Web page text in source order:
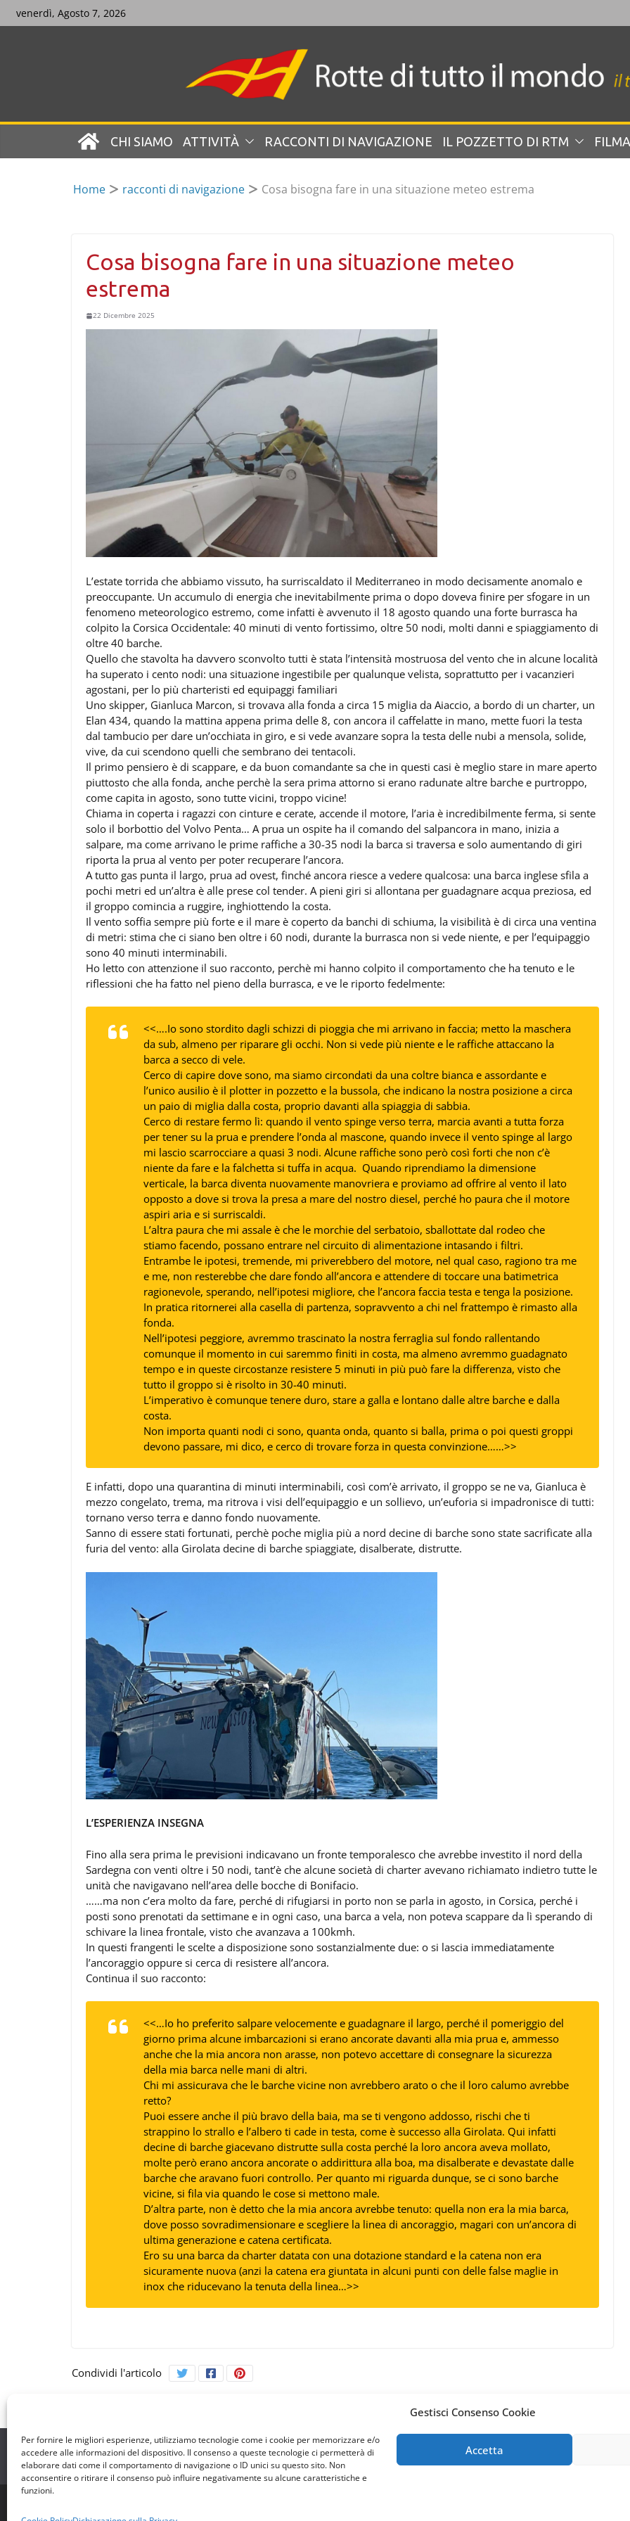
Gestisci Consenso Cookie
Per fornire le migliori esperienze, utilizziamo tecnologie come i cookie per memorizzare e/o
accedere alle informazioni del dispositivo. Il consenso a queste tecnologie ci permetterà di
elaborare dati come il comportamento di navigazione o ID unici su questo sito. Non
acconsentire o ritirare il consenso può influire negativamente su alcune caratteristiche e
funzioni.
Accetta
to
venerdì, Agosto 7, 2026
CHI SIAMO ATTIVITÀ RACCONTI DI NAVIGAZIONE IL POZZETTO DI RTM
Home racconti di navigazione Cosa bisogna fare in una situazione meteo estrema
Cosa bisogna fare in una situazione meteo
estrema
22 Dicembre 2025
L’estate torrida che abbiamo vissuto, ha surriscaldato il Mediterraneo in modo decisamente anomalo e
preoccupante. Un accumulo di energia che inevitabilmente prima o dopo doveva finire per sfogare in un
fenomeno meteorologico estremo, come infatti è avvenuto il 18 agosto quando una forte burrasca ha
colpito la Corsica Occidentale: 40 minuti di vento fortissimo, oltre 50 nodi, molti danni e spiaggiamento di
oltre 40 barche.
Quello che stavolta ha davvero sconvolto tutti è stata l’intensità mostruosa del vento che in alcune località
ha superato i cento nodi: una situazione ingestibile per qualunque velista, soprattutto per i vacanzieri
agostani, per lo più charteristi ed equipaggi familiari
Uno skipper, Gianluca Marcon, si trovava alla fonda a circa 15 miglia da Aiaccio, a bordo di un charter, un
Elan 434, quando la mattina appena prima delle 8, con ancora il caffelatte in mano, mette fuori la testa
dal tambucio per dare un’occhiata in giro, e si vede avanzare sopra la testa delle nubi a mensola, solide,
vive, da cui scendono quelli che sembrano dei tentacoli.
Il primo pensiero è di scappare, e da buon comandante sa che in questi casi è meglio stare in mare aperto
piuttosto che alla fonda, anche perchè la sera prima attorno si erano radunate altre barche e purtroppo,
come capita in agosto, sono tutte vicini, troppo vicine!
Chiama in coperta i ragazzi con cinture e cerate, accende il motore, l’aria è incredibilmente ferma, si sente
solo il borbottio del Volvo Penta… A prua un ospite ha il comando del salpancora in mano, inizia a
salpare, ma come arrivano le prime raffiche a 30-35 nodi la barca si traversa e solo aumentando di giri
riporta la prua al vento per poter recuperare l’ancora.
A tutto gas punta il largo, prua ad ovest, finché ancora riesce a vedere qualcosa: una barca inglese sfila a
pochi metri ed un’altra è alle prese col tender. A pieni giri si allontana per guadagnare acqua preziosa, ed
il groppo comincia a ruggire, inghiottendo la costa.
Il vento soffia sempre più forte e il mare è coperto da banchi di schiuma, la visibilità è di circa una ventina
di metri: stima che ci siano ben oltre i 60 nodi, durante la burrasca non si vede niente, e per l’equipaggio
sono 40 minuti interminabili.
Ho letto con attenzione il suo racconto, perchè mi hanno colpito il comportamento che ha tenuto e le
riflessioni che ha fatto nel pieno della burrasca, e ve le riporto fedelmente:
<<….Io sono stordito dagli schizzi di pioggia che mi arrivano in faccia; metto la maschera
da sub, almeno per riparare gli occhi. Non si vede più niente e le raffiche attaccano la
barca a secco di vele.
Cerco di capire dove sono, ma siamo circondati da una coltre bianca e assordante e
l’unico ausilio è il plotter in pozzetto e la bussola, che indicano la nostra posizione a circa
un paio di miglia dalla costa, proprio davanti alla spiaggia di sabbia.
Cerco di restare fermo lì: quando il vento spinge verso terra, marcia avanti a tutta forza
per tener su la prua e prendere l’onda al mascone, quando invece il vento spinge al largo
mi lascio scarrocciare a quasi 3 nodi. Alcune raffiche sono però così forti che non c’è
niente da fare e la falchetta si tuffa in acqua. Quando riprendiamo la dimensione
verticale, la barca diventa nuovamente manovriera e proviamo ad offrire al vento il lato
opposto a dove si trova la presa a mare del nostro diesel, perché ho paura che il motore
aspiri aria e si surriscaldi.
L’altra paura che mi assale è che le morchie del serbatoio, sballottate dal rodeo che
stiamo facendo, possano entrare nel circuito di alimentazione intasando i filtri.
Entrambe le ipotesi, tremende, mi priverebbero del motore, nel qual caso, ragiono tra me
e me, non resterebbe che dare fondo all’ancora e attendere di toccare una batimetrica
ragionevole, sperando, nell’ipotesi migliore, che l’ancora faccia testa e tenga la posizione.
In pratica ritornerei alla casella di partenza, sopravvento a chi nel frattempo è rimasto alla
fonda.
Nell’ipotesi peggiore, avremmo trascinato la nostra ferraglia sul fondo rallentando
comunque il momento in cui saremmo finiti in costa, ma almeno avremmo guadagnato
tempo e in queste circostanze resistere 5 minuti in più può fare la differenza, visto che
tutto il groppo si è risolto in 30-40 minuti.
L’imperativo è comunque tenere duro, stare a galla e lontano dalle altre barche e dalla
costa.
Non importa quanti nodi ci sono, quanta onda, quanto si balla, prima o poi questi groppi
devono passare, mi dico, e cerco di trovare forza in questa convinzione……>>
E infatti, dopo una quarantina di minuti interminabili, così com’è arrivato, il groppo se ne va, Gianluca è
mezzo congelato, trema, ma ritrova i visi dell’equipaggio e un sollievo, un’euforia si impadronisce di tutti:
tornano verso terra e danno fondo nuovamente.
Sanno di essere stati fortunati, perchè poche miglia più a nord decine di barche sono state sacrificate alla
furia del vento: alla Girolata decine di barche spiaggiate, disalberate, distrutte.
L’ESPERIENZA INSEGNA
Fino alla sera prima le previsioni indicavano un fronte temporalesco che avrebbe investito il nord della
Sardegna con venti oltre i 50 nodi, tant’è che alcune società di charter avevano richiamato indietro tutte le
unità che navigavano nell’area delle bocche di Bonifacio.
……ma non c’era molto da fare, perché di rifugiarsi in porto non se parla in agosto, in Corsica, perché i
posti sono prenotati da settimane e in ogni caso, una barca a vela, non poteva scappare da lì sperando di
schivare la linea frontale, visto che avanzava a 100kmh.
In questi frangenti le scelte a disposizione sono sostanzialmente due: o si lascia immediatamente
l’ancoraggio oppure si cerca di resistere all’ancora.
Continua il suo racconto:
<<…Io ho preferito salpare velocemente e guadagnare il largo, perché il pomeriggio del
giorno prima alcune imbarcazioni si erano ancorate davanti alla mia prua e, ammesso
anche che la mia ancora non arasse, non potevo accettare di consegnare la sicurezza
della mia barca nelle mani di altri.
Chi mi assicurava che le barche vicine non avrebbero arato o che il loro calumo avrebbe
retto?
Puoi essere anche il più bravo della baia, ma se ti vengono addosso, rischi che ti
strappino lo strallo e l’albero ti cade in testa, come è successo alla Girolata. Qui infatti
decine di barche giacevano distrutte sulla costa perché la loro ancora aveva mollato,
molte però erano ancora ancorate o addirittura alla boa, ma disalberate e devastate dalle
barche che aravano fuori controllo. Per quanto mi riguarda dunque, se ci sono barche
vicine, si fila via quando le cose si mettono male.
D’altra parte, non è detto che la mia ancora avrebbe tenuto: quella non era la mia barca,
dove posso sovradimensionare e scegliere la linea di ancoraggio, magari con un’ancora di
ultima generazione e catena certificata.
Ero su una barca da charter datata con una dotazione standard e la catena non era
sicuramente nuova (anzi la catena era giuntata in alcuni punti con delle false maglie in
inox che riducevano la tenuta della linea…>>
Condividi l'articolo